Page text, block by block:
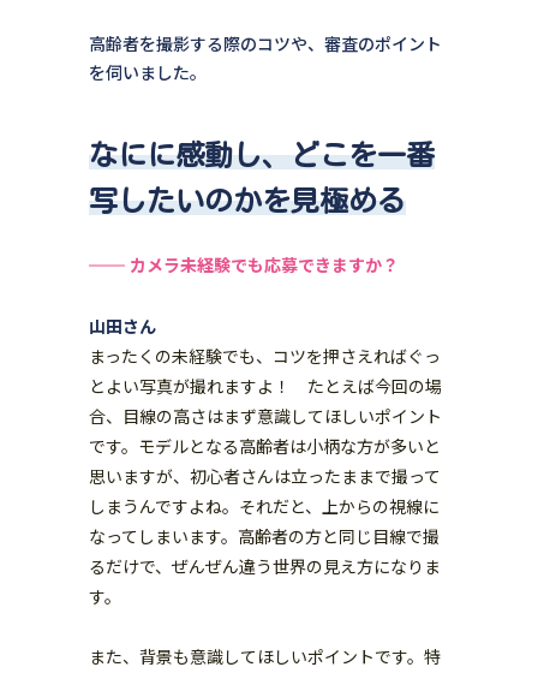
高齢者を撮影する際のコツや、審査のポイント
を伺いました。
なにに感動し、どこを一番
写したいのかを見極める
カメラ未経験でも応募できますか？
山田さん
まったくの未経験でも、コツを押さえればぐっ
とよい写真が撮れますよ！ たとえば今回の場
合、目線の高さはまず意識してほしいポイント
です。モデルとなる高齢者は小柄な方が多いと
思いますが、初心者さんは立ったままで撮って
しまうんですよね。それだと、上からの視線に
なってしまいます。高齢者の方と同じ目線で撮
るだけで、ぜんぜん違う世界の見え方になりま
す。
また、背景も意識してほしいポイントです。特